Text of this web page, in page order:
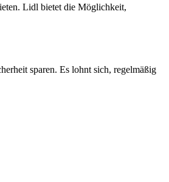
Lidl bietet die Möglichkeit,
sparen. Es lohnt sich, regelmäßig